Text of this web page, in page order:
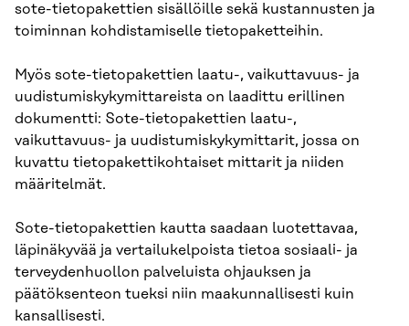
sote-tietopakettien sisällöille sekä kustannusten ja
toiminnan kohdistamiselle tietopaketteihin.
Myös sote-tietopakettien laatu-, vaikuttavuus- ja
uudistumiskykymittareista on laadittu erillinen
dokumentti: Sote-tietopakettien laatu-,
vaikuttavuus- ja uudistumiskykymittarit, jossa on
kuvattu tietopakettikohtaiset mittarit ja niiden
määritelmät.
Sote-tietopakettien kautta saadaan luotettavaa,
läpinäkyvää ja vertailukelpoista tietoa sosiaali- ja
terveydenhuollon palveluista ohjauksen ja
päätöksenteon tueksi niin maakunnallisesti kuin
kansallisesti.